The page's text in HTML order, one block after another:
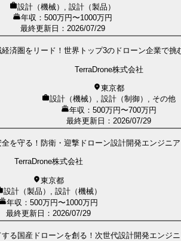
設計（機械）, 設計（製品）
年収：500万円〜1000万円
最終更新日 ： 2026/07/29
経済圏をリード！世界トップ3のドローン企業で
TerraDrone株式会社
東京都
設計（機械）, 設計（制御）, その他
年収：500万円〜700万円
最終更新日 ： 2026/07/29
全を守る！防衛・迎撃ドローン設計開発エンジニア
TerraDrone株式会社
東京都
設計（製品）, 設計（機械）
年収：500万円〜1000万円
最終更新日 ： 2026/07/29
する国産ドローンを創る！次世代設計開発エンジ